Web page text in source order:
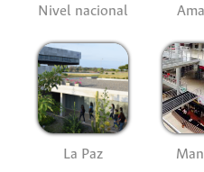
Nivel nacional
La Paz